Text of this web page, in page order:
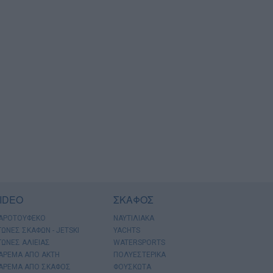
ΣΚΑΦΩΝ - JETSKI
ΑΛΙΕΙΑΣ
ΑΠΟ ΑΚΤΗ
ΑΠΟ ΣΚΑΦΟΣ
ΣΚΑΦΟΣ
ΝΑΥΤΙΛΙΑΚΑ
YACHTS
WATERSPORTS
ΠΟΛΥΕΣΤΕΡΙΚΑ
ΦΟΥΣΚΩΤΑ